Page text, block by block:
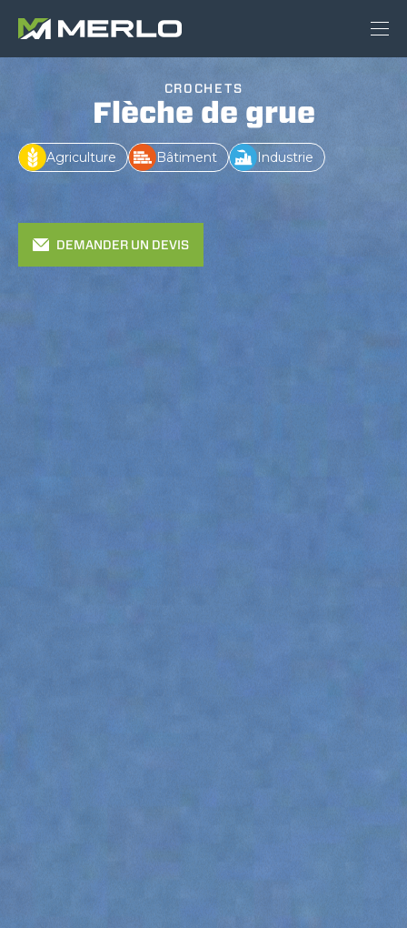
CROCHETS
Flèche de grue
Agriculture Bâtiment Industrie
DEMANDER UN DEVIS